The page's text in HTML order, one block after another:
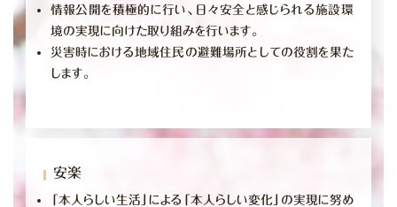
情報公開を積極的に行い、日々安全と感じられる施設環
境の実現に向けた取り組みを行います。
災害時における地域住民の避難場所としての役割を果た
します。
安楽
「本人らしい生活」による「本人らしい変化」の実現に努め